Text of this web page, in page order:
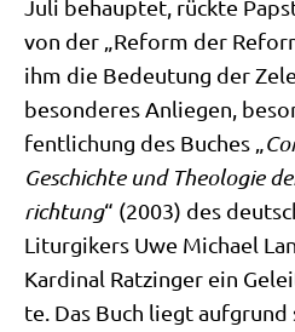
Juli behaup­tet, rück­te
von der „Reform der
ihm die Bedeu­tung der
beson­de­res Anlie­gen,
fent­li­chung des Buches „
Geschich­te und Theo­lo­gie
rich­tung“ (2003) des
Lit­ur­gi­kers Uwe Micha­el
Kar­di­nal Ratz­in­ger ein
te. Das Buch liegt